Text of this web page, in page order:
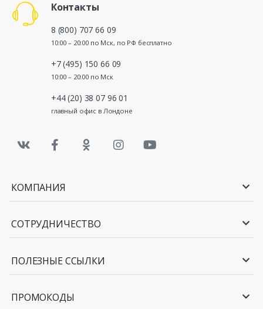
Контакты
8 (800) 707 66 09
10:00 – 20:00 по Мск, по РФ бесплатно
+7 (495) 150 66 09
10:00 – 20:00 по Мск
+44 (20) 38 07 96 01
главный офис в Лондоне
КОМПАНИЯ
СОТРУДНИЧЕСТВО
ПОЛЕЗНЫЕ ССЫЛКИ
ПРОМОКОДЫ